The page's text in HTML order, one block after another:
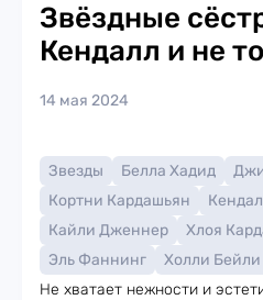
Звёздные
Кендалл и не
14 мая 2024
Звезды Белла Хадид
Кортни Кардашьян
Кайли Дженнер
Хлоя
Эль Фаннинг
Холли Бейли
Не хватает нежности и